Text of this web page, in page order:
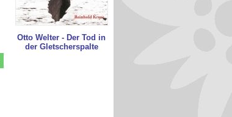
Otto Welter - Der Tod in
der Gletscherspalte